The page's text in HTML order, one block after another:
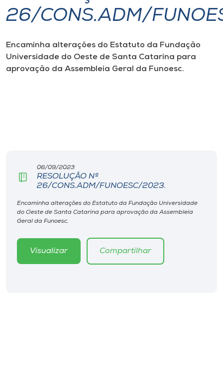
I.nova
Diplomados
Editora
Rádio
26/CONS.ADM/
Encaminha alterações do Estatuto da Fundação
Universidade do Oeste de Santa Catarina para
aprovação da Assembleia Geral da Funoesc.
06/09/2023
RESOLUÇÃO Nº
26/CONS.ADM/FUNOESC/2023.
Encaminha alterações do Estatuto da Fundação Universidade
do Oeste de Santa Catarina para aprovação da Assembleia
Geral da Funoesc.
Visualizar Compartilhar